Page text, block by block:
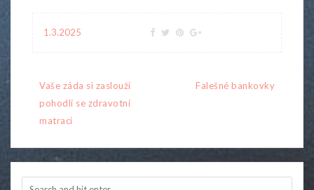
1.3.2025
Navigace
pro
příspěvek
Vaše záda si zaslouží
pohodlí se zdravotní
matrací
Falešné bankovky